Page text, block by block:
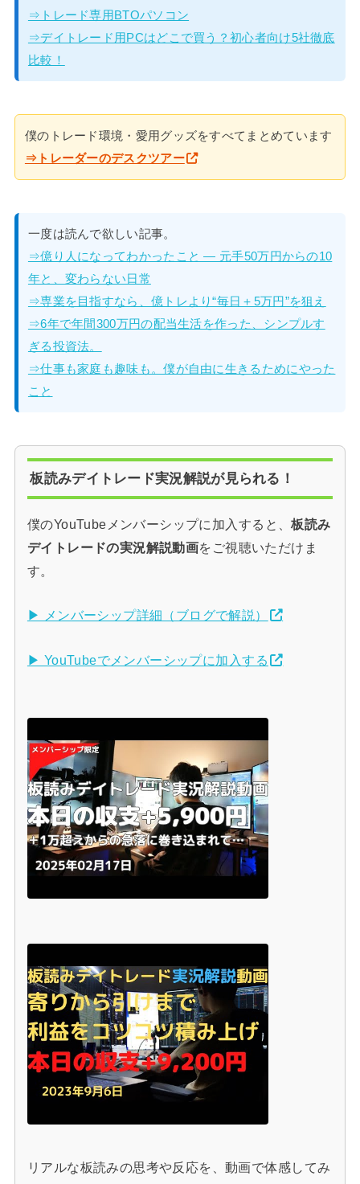
⇒トレード専用BTOパソコン
⇒デイトレード用PCはどこで買う？初心者向け5社徹底
比較！
僕のトレード環境・愛用グッズをすべてまとめています
⇒トレーダーのデスクツアー
一度は読んで欲しい記事。
⇒億り人になってわかったこと — 元手50万円からの10
年と、変わらない日常
⇒専業を目指すなら、億トレより“毎日＋5万円”を狙え
⇒6年で年間300万円の配当生活を作った、シンプルす
ぎる投資法。
⇒仕事も家庭も趣味も。僕が自由に生きるためにやった
こと
板読みデイトレード実況解説が見られる！
僕のYouTubeメンバーシップに加入すると、板読み
デイトレードの実況解説動画をご視聴いただけま
す。
▶ メンバーシップ詳細（ブログで解説）
▶ YouTubeでメンバーシップに加入する
リアルな板読みの思考や反応を、動画で体感してみ